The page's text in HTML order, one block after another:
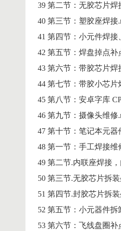
39 第二节：无胶芯片焊
40 第三节：塑胶座焊接
41 第四节：小元件焊接
42 第五节：焊盘掉点补
43 第六节：带胶芯片焊
44 第七节：带胶小芯片
45 第八节：安卓字库
46 第九节：摄像头维修
47 第十节：笔记本元器
48 第一节：手工焊接维
49 第二节.内联座焊接
50 第三节.无胶芯片拆
51 第四节.封胶芯片拆
52 第五节：小元器件拆
53 第六节：飞线盘圈补